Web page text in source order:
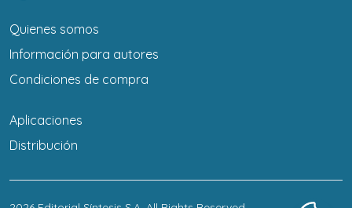
Quienes somos
Información para autores
Condiciones de compra
Aplicaciones
Distribución